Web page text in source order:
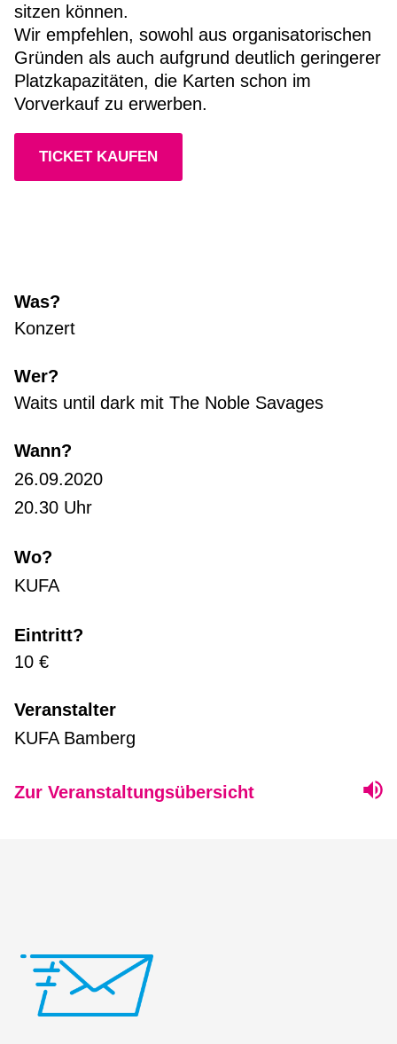
sitzen können.
Wir empfehlen, sowohl aus organisatorischen
Gründen als auch aufgrund deutlich geringerer
Platzkapazitäten, die Karten schon im
Vorverkauf zu erwerben.
TICKET KAUFEN
Was?
Konzert
Wer?
Waits until dark mit The Noble Savages
Wann?
26.09.2020
20.30 Uhr
Wo?
KUFA
Eintritt?
10 €
Veranstalter
KUFA Bamberg
Zur Veranstaltungsübersicht